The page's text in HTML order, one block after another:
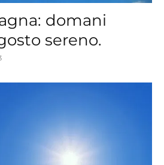
domani
sereno.